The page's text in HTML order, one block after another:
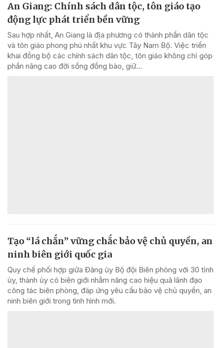
An Giang: Chính sách dân tộc, tôn giáo tạo
động lực phát triển bền vững
Sau hợp nhất, An Giang là địa phương có thành phần dân tộc
và tôn giáo phong phú nhất khu vực Tây Nam Bộ. Việc triển
khai đồng bộ các chính sách dân tộc, tôn giáo không chỉ góp
phần nâng cao đời sống đồng bào, giữ...
Tạo “lá chắn” vững chắc bảo vệ chủ quyền, an
ninh biên giới quốc gia
Quy chế phối hợp giữa Đảng ủy Bộ đội Biên phòng với 30 tỉnh
ủy, thành ủy có biên giới nhằm nâng cao hiệu quả lãnh đạo
công tác biên phòng, đáp ứng yêu cầu bảo vệ chủ quyền, an
ninh biên giới trong tình hình mới.